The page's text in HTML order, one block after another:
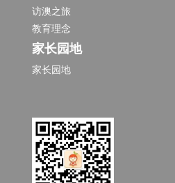
访澳之旅
教育理念
家长园地
家长园地